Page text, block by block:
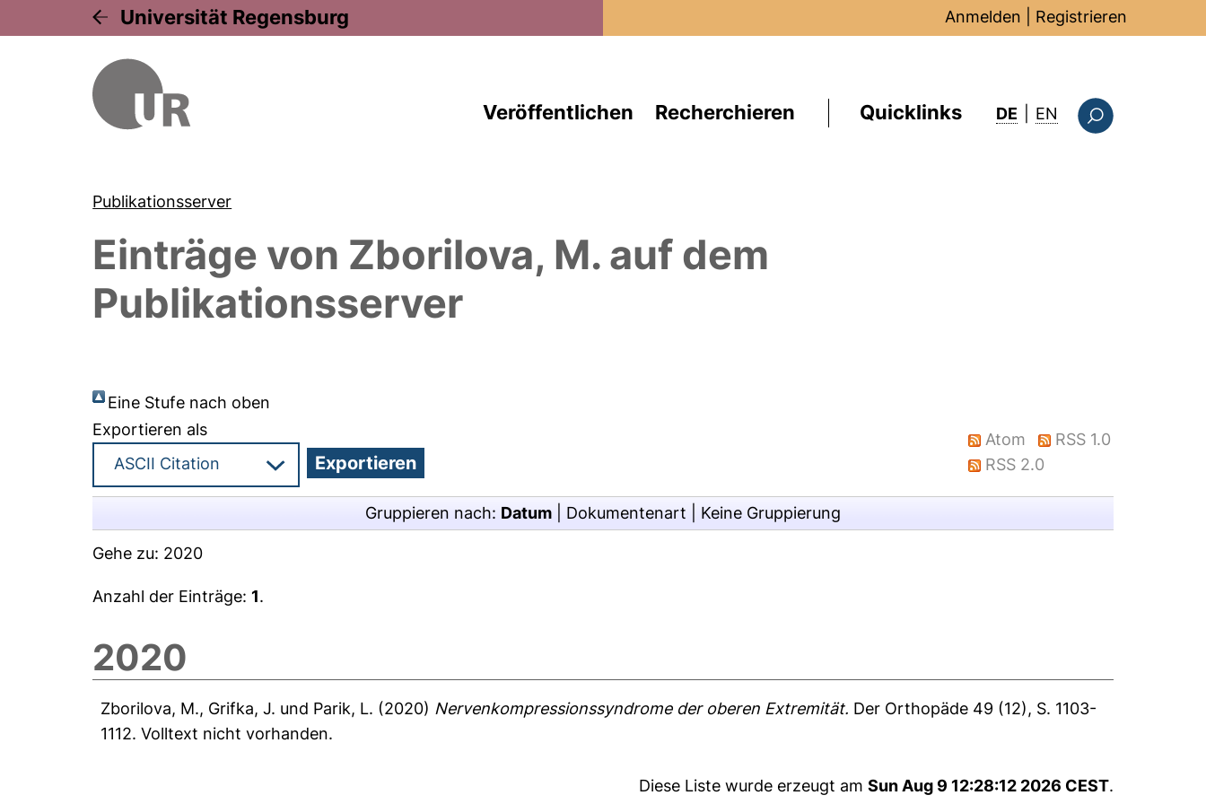
Universität Regensburg Anmelden Registrieren
Veröffentlichen Recherchieren Quicklinks DE EN : this page in
Publikationsserver
Einträge von Zborilova, M. auf dem
Publikationsserver
Eine Stufe nach oben
Exportieren als
Atom
RSS 1.0
RSS 2.0
Gruppieren nach: Datum Dokumentenart Keine Gruppierung
Gehe zu: 2020
Anzahl der Einträge:1.
2020
Zborilova, M., Grifka, J. und Parik, L. (2020) Nervenkompressionssyndrome der oberen Extremität. Der Orthopäde 49 (12), S. 1103-
1112.Volltext nicht vorhanden.
Diese Liste wurde erzeugt am Sun Aug 9 12:28:12 2026 CEST.